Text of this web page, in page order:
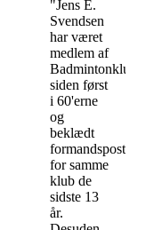
"Jens E.
Svendsen
har været
medlem af
Badmintonklubben
siden først
i 60'erne
og
beklædt
formandsposten
for samme
klub de
sidste 13
år.